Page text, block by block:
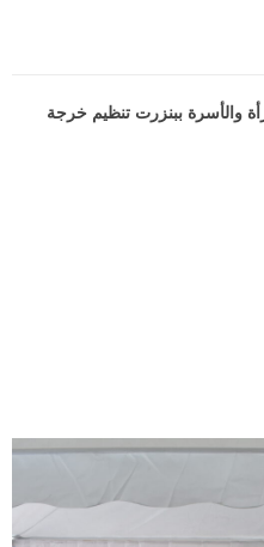
والأسرة ببنزرت تنظيم خرجة